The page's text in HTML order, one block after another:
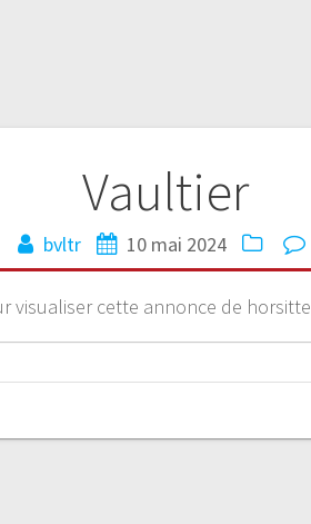
Vaultier
bvltr 10 mai 2024
visualiser cette annonce de